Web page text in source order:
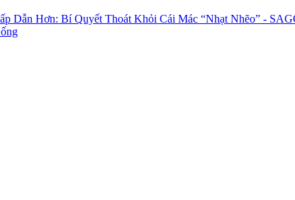
Dẫn Hơn: Bí Quyết Thoát Khỏi Cái Mác “Nhạt Nhẽo” -